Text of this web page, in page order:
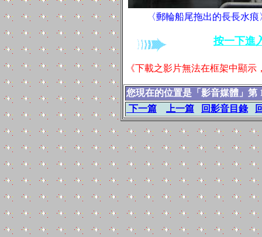
〈郵輪船尾拖出的長長水痕
按一下進
《下載之影片無法在框架中顯
您現在的位置是「影音媒體」第
下一篇
上一篇 回影音目錄